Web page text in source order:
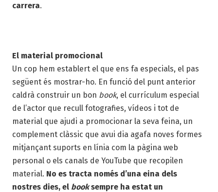
carrera.
El material promocional
Un cop hem establert el que ens fa especials, el pas
següent és mostrar-ho. En funció del punt anterior
caldrà construir un bon book, el currículum especial
de l’actor que recull fotografies, vídeos i tot de
material que ajudi a promocionar la seva feina, un
complement clàssic que avui dia agafa noves formes
mitjançant suports en línia com la pàgina web
personal o els canals de YouTube que recopilen
material. No es tracta només d’una eina dels
nostres dies, el booksempre ha estat un